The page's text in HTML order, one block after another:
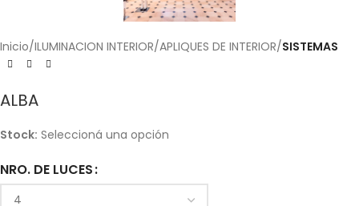
Inicio ILUMINACION INTERIOR APLIQUES DE INTERIOR SISTEMAS
ALBA
Stock: Seleccioná una opción
NRO. DE LUCES